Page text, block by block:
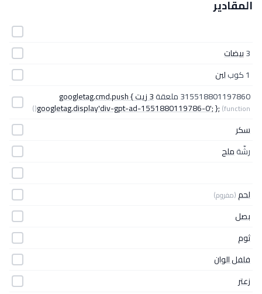
المقادير
3بيضات
1 كوب
لبن
315518801197860 ملعقة
3 زيت googletag.cmd.push {
googletag.display'div-gpt-ad-1551880119786-0'; }; (function()
سكر
رشّةملح
لحم(مفروم)
بصل
ثوم
فلفل الوان
زعتر